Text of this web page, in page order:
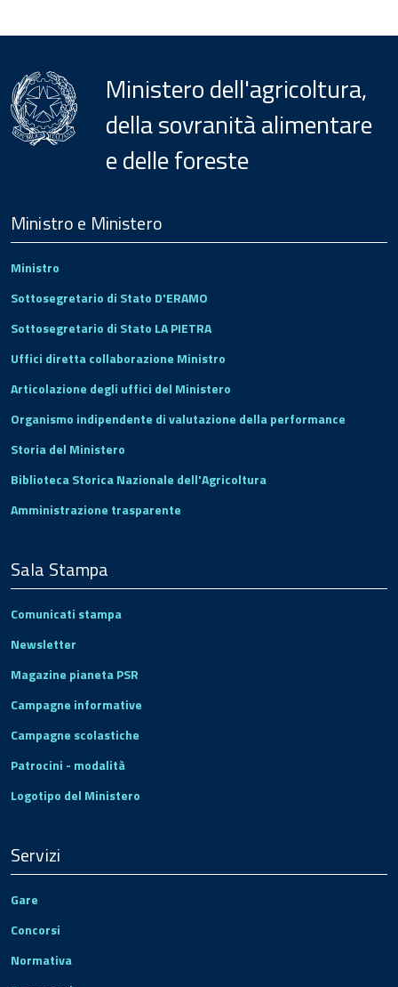
Ministero dell'agricoltura,
della sovranità alimentare
e delle foreste
Footer
Ministro e Ministero
Ministro
Sottosegretario di Stato D'ERAMO
Sottosegretario di Stato LA PIETRA
Uffici diretta collaborazione Ministro
Articolazione degli uffici del Ministero
Organismo indipendente di valutazione della performance
Storia del Ministero
Biblioteca Storica Nazionale dell'Agricoltura
Amministrazione trasparente
Sala Stampa
Comunicati stampa
Newsletter
Magazine pianeta PSR
Campagne informative
Campagne scolastiche
Patrocini - modalità
Logotipo del Ministero
Servizi
Gare
Concorsi
Normativa